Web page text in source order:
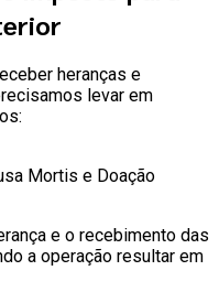
heranças e
levar em
Mortis e Doação
e o recebimento das
a operação resultar em